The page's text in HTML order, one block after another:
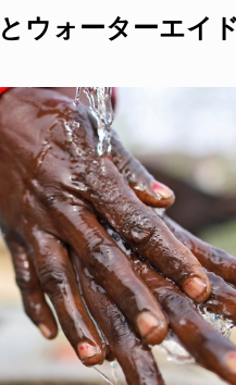
ウォーターエイ